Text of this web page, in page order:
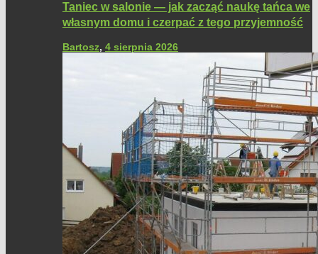
Taniec w salonie — jak zacząć naukę tańca we
własnym domu i czerpać z tego przyjemność
Bartosz, 4 sierpnia 2026